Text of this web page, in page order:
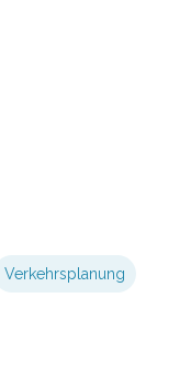
Verkehrsplanung